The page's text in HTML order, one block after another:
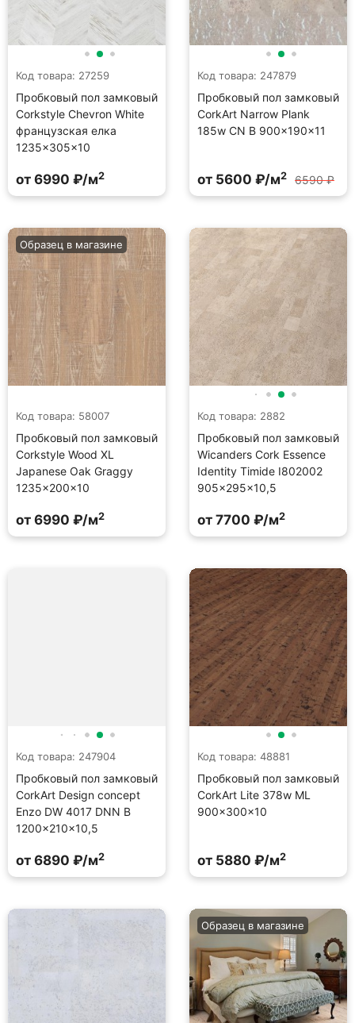
Код товара: 27259
Пробковый пол замковый
Corkstyle Chevron White
французская елка
1235×305×10
от 6990 ₽/м2
Код товара: 247879
Пробковый пол замковый
CorkArt Narrow Plank
185w CN B 900×190×11
от 5600 ₽/м2 6590 ₽
Код товара: 58007
Пробковый пол замковый
Corkstyle Wood XL
Japanese Oak Graggy
1235×200×10
Образец в магазине
от 6990 ₽/м2
Код товара: 2882
Пробковый пол замковый
Wicanders Cork Essence
Identity Timide I802002
905×295×10,5
от 7700 ₽/м2
Код товара: 247904
Пробковый пол замковый
CorkArt Design concept
Enzo DW 4017 DNN B
1200×210×10,5
от 6890 ₽/м2
Код товара: 48881
Пробковый пол замковый
CorkArt Lite 378w ML
900×300×10
от 5880 ₽/м2
Образец в магазине